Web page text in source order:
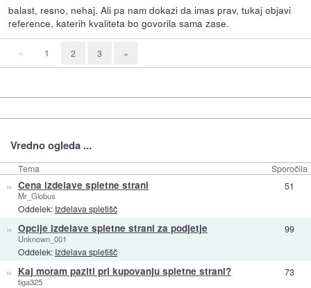
balast, resno, nehaj. Ali pa nam dokazi da imas prav, tukaj objavi
reference, katerih kvaliteta bo govorila sama zase.
« 1 2 3 »
Vredno ogleda ...
Tema Sporočila
» Cena izdelave spletne strani
Mr_Globus
Oddelek: Izdelava spletišč
51
» Opcije izdelave spletne strani za podjetje
Unknown_001
Oddelek: Izdelava spletišč
99
» Kaj moram paziti pri kupovanju spletne strani?
tiga325
73